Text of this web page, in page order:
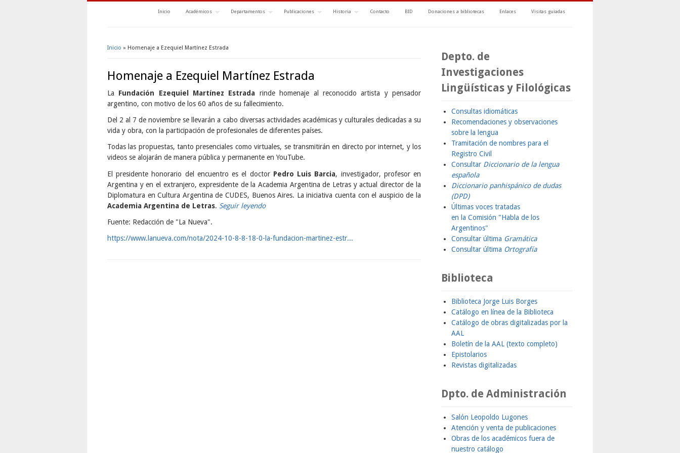
Inicio Académicos Departamentos Publicaciones Historia Contacto BID Donaciones a bibliotecas Enlaces Visitas guiadas
Inicio » Homenaje a Ezequiel Martínez Estrada
Homenaje a Ezequiel Martínez Estrada
La Fundación Ezequiel Martínez Estrada rinde homenaje al reconocido artista y pensador
argentino, con motivo de los 60 años de su fallecimiento.
Del 2 al 7 de noviembre se llevarán a cabo diversas actividades académicas y culturales dedicadas a su
vida y obra, con la participación de profesionales de diferentes países.
Todas las propuestas, tanto presenciales como virtuales, se transmitirán en directo por internet, y los
videos se alojarán de manera pública y permanente en YouTube.
El presidente honorario del encuentro es el doctor Pedro Luis Barcia, investigador, profesor en
Argentina y en el extranjero, expresidente de la Academia Argentina de Letras y actual director de la
Diplomatura en Cultura Argentina de CUDES, Buenos Aires. La iniciativa cuenta con el auspicio de la
Academia Argentina de Letras. Seguir leyendo
Fuente: Redacción de "La Nueva".
https://www.lanueva.com/nota/2024-10-8-8-18-0-la-fundacion-martinez-estr...
Depto. de
Investigaciones
Lingüísticas y Filológicas
Consultas idiomáticas
Recomendaciones y observaciones
sobre la lengua
Tramitación de nombres para el
Registro Civil
Consultar Diccionario de la lengua
española
Diccionario panhispánico de dudas
(DPD)
Últimas voces tratadas
en la Comisión "Habla de los
Argentinos"
Consultar última Gramática
Consultar última Ortografía
Biblioteca
Biblioteca Jorge Luis Borges
Catálogo en línea de la Biblioteca
Catálogo de obras digitalizadas por la
AAL
Boletín de la AAL (texto completo)
Epistolarios
Revistas digitalizadas
Dpto. de Administración
Salón Leopoldo Lugones
Atención y venta de publicaciones
Obras de los académicos fuera de
nuestro catálogo